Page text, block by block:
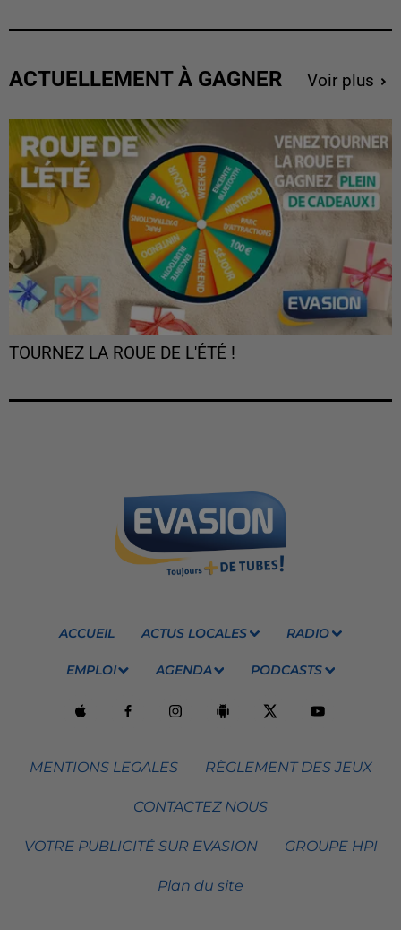
ACTUELLEMENT À GAGNER Voir plus
TOURNEZ LA ROUE DE L'ÉTÉ !
ACCUEIL ACTUS LOCALES RADIO
EMPLOI AGENDA PODCASTS
MENTIONS LEGALES RÈGLEMENT DES JEUX
CONTACTEZ NOUS
VOTRE PUBLICITÉ SUR EVASION GROUPE HPI
Plan du site